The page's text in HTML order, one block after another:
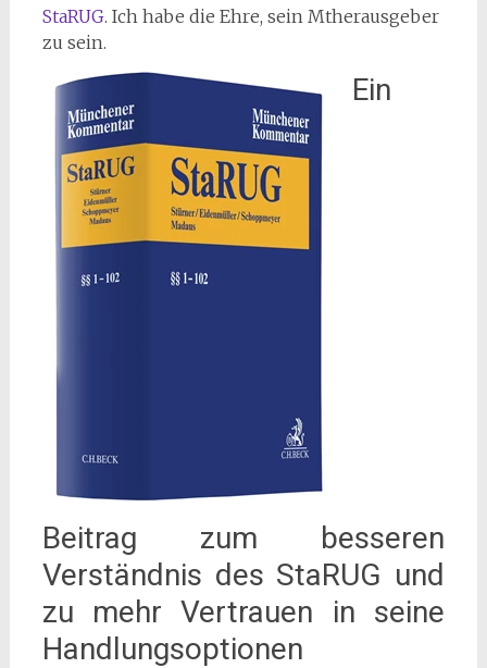
StaRUG. Ich habe die Ehre, sein Mtherausgeber
zu sein.
Ein
Beitrag zum besseren
Verständnis des StaRUG und
zu mehr Vertrauen in seine
Handlungsoptionen